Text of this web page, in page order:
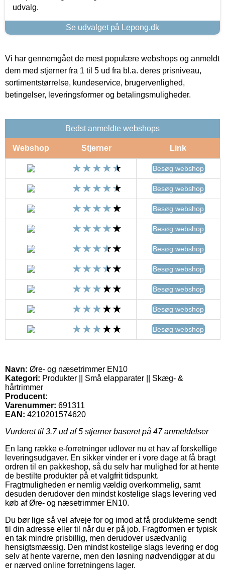
udvalg.
Se udvalget på Lepong.dk
Vi har gennemgået de mest populære webshops og anmeldt
dem med stjerner fra 1 til 5 ud fra bl.a. deres prisniveau,
sortimentstørrelse, kundeservice, brugervenlighed,
betingelser, leveringsformer og betalingsmuligheder.
Bedst anmeldte webshops
Webshop Stjerner Link
Besøg webshop
Besøg webshop
Besøg webshop
Besøg webshop
Besøg webshop
Besøg webshop
Besøg webshop
Besøg webshop
Besøg webshop
Navn: Øre- og næsetrimmer EN10
Kategori: Produkter || Små elapparater || Skæg- &
hårtrimmer
Producent:
Varenummer: 691311
EAN: 4210201574620
Vurderet til 3.7ud af 5 stjerner baseret på 47anmeldelser
En lang række e-forretninger udlover nu et hav af forskellige
leveringsudgaver. En sikker vinder er i vore dage at få bragt
ordren til en pakkeshop, så du selv har mulighed for at hente
de bestilte produkter på et valgfrit tidspunkt.
Fragtmuligheden er nemlig vældig overkommelig, samt
desuden derudover den mindst kostelige slags levering ved
køb af Øre- og næsetrimmer EN10.
Du bør lige så vel afveje for og imod at få produkterne sendt
til din adresse eller til når du er på job. Fragtformen er typisk
en tak mindre prisbillig, men derudover usædvanlig
hensigtsmæssig. Den mindst kostelige slags levering er dog
selv at hente varerne, men den løsning nødvendiggør at du
er nærved online forretningens lager.